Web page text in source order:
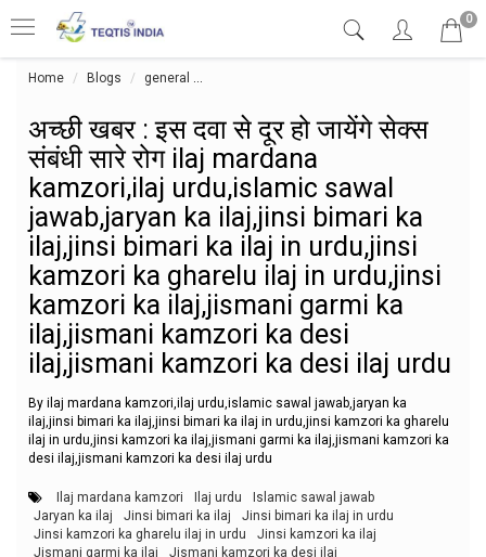
0
Home Blogs general
अच्छी खबर : इस दवा से दूर हो जायेंगे सेक्स
संबंधी सारे रोग ilaj mardana
kamzori,ilaj urdu,islamic sawal
jawab,jaryan ka ilaj,jinsi bimari ka
ilaj,jinsi bimari ka ilaj in urdu,jinsi
kamzori ka gharelu ilaj in urdu,jinsi
kamzori ka ilaj,jismani garmi ka
ilaj,jismani kamzori ka desi
ilaj,jismani kamzori ka desi ilaj urdu
By ilaj mardana kamzori,ilaj urdu,islamic sawal jawab,jaryan ka
ilaj,jinsi bimari ka ilaj,jinsi bimari ka ilaj in urdu,jinsi kamzori ka gharelu
ilaj in urdu,jinsi kamzori ka ilaj,jismani garmi ka ilaj,jismani kamzori ka
desi ilaj,jismani kamzori ka desi ilaj urdu
Ilaj mardana kamzori Ilaj urdu
Islamic sawal jawab
Jaryan ka ilaj
Jinsi bimari ka ilaj
Jinsi bimari ka ilaj in urdu
Jinsi kamzori ka gharelu ilaj in urdu
Jinsi kamzori ka ilaj
Jismani garmi ka ilaj
Jismani kamzori ka desi ilaj